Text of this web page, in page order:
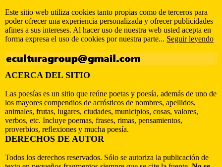
Este sitio web utiliza cookies tanto propias como de terceros para
poder ofrecer una experiencia personalizada y ofrecer publicidades
afines a sus intereses. Al hacer uso de nuestra web usted acepta en
forma expresa el uso de cookies por nuestra parte... Seguir leyendo
ACERCA DEL SITIO
Las poesías es un sitio que reúne poetas y poesía, además de uno de
los mayores compendios de acrósticos de nombres, apellidos,
animales, frutas, lugares, ciudades, municipios, cosas, valores,
verbos, etc. Incluye poemas, frases, rimas, pensamientos,
proverbios, reflexiones y mucha poesía.
DERECHOS DE AUTOR
Todos los derechos reservados. Sólo se autoriza la publicación de